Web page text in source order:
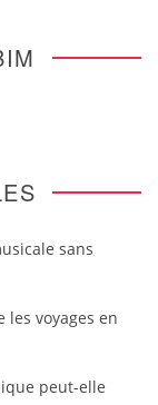
sans
voyages en
peut-elle